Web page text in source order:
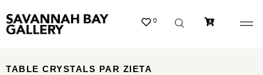
0
TABLE CRYSTALS PAR ZIETA